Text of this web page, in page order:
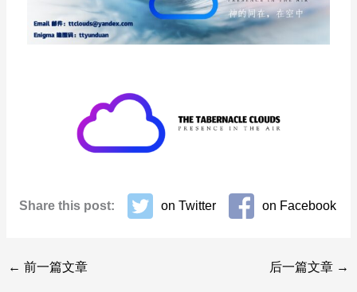
Share this post: on Twitter on Facebook
← 前一篇文章 后一篇文章 →